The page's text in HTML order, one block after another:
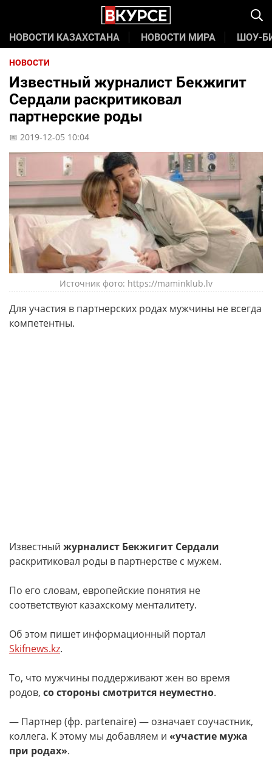
НОВОСТИ КАЗАХСТАНА НОВОСТИ МИРА ШОУ-
НОВОСТИ
Известный журналист Бекжигит
Сердали раскритиковал
партнерские роды
📅 2019-12-05 10:04
Источник фото: https://maminklub.lv
Для участия в партнерских родах мужчины не всегда
компетентны.
Известный журналист Бекжигит Сердали
раскритиковал роды в партнерстве с мужем.
По его словам, европейские понятия не
соответствуют казахскому менталитету.
Об этом пишет информационный портал
Skifnews.kz.
То, что мужчины поддерживают жен во время
родов, со стороны смотрится неуместно.
— Партнер (фр. partenaire) — означает соучастник,
коллега. К этому мы добавляем и «участие мужа
при родах».